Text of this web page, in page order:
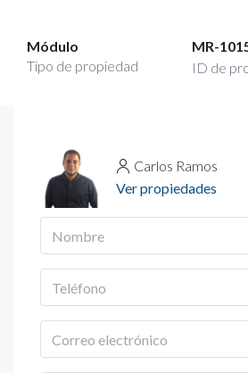
Módulo
Tipo de propiedad
MR-
ID de
Carlos Ramos
Ver propiedades